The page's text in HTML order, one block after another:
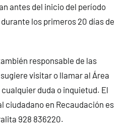
antes del inicio del período
los primeros 20 días de
responsable de las
visitar o llamar al Área
duda o inquietud. El
ciudadano en Recaudación es
928 836220.